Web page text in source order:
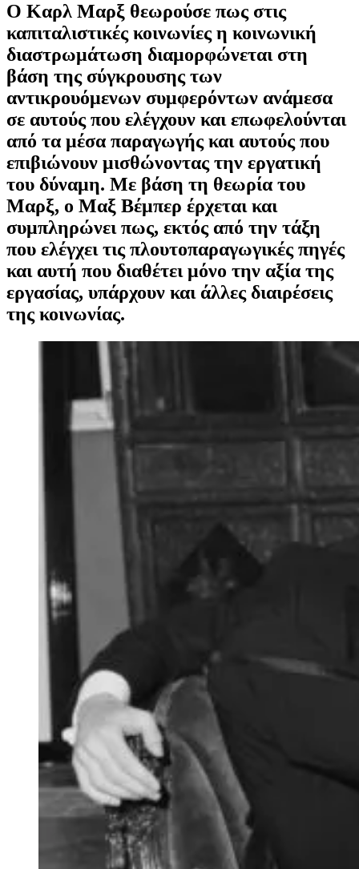
Ο Καρλ Μαρξ θεωρούσε πως στις
καπιταλιστικές κοινωνίες η κοινωνική
διαστρωμάτωση διαμορφώνεται στη
βάση της σύγκρουσης των
αντικρουόμενων συμφερόντων ανάμεσα
σε αυτούς που ελέγχουν και επωφελούνται
από τα μέσα παραγωγής και αυτούς που
επιβιώνουν μισθώνοντας την εργατική
του δύναμη. Με βάση τη θεωρία του
Μαρξ, ο Μαξ Βέμπερ έρχεται και
συμπληρώνει πως, εκτός από την τάξη
που ελέγχει τις πλουτοπαραγωγικές πηγές
και αυτή που διαθέτει μόνο την αξία της
εργασίας, υπάρχουν και άλλες διαιρέσεις
της κοινωνίας.